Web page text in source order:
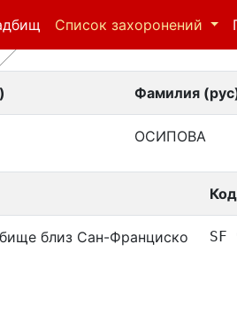
Список захоронений
Фамилия
ОСИПОВА
близ Сан-Франциско SF